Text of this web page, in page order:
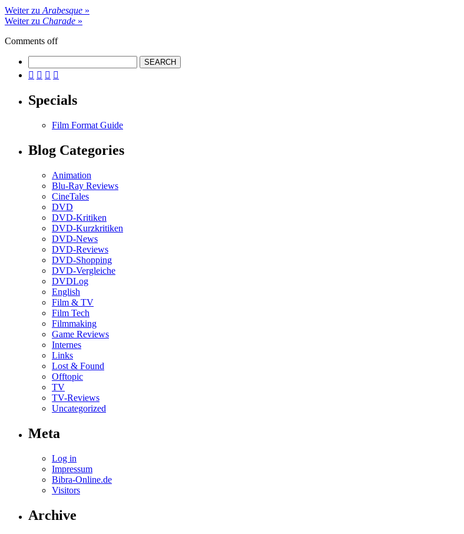
Weiter zu Arabesque »
Weiter zu Charade »
Comments off
   
Specials
Film Format Guide
Blog Categories
Animation
Blu-Ray Reviews
CineTales
DVD
DVD-Kritiken
DVD-Kurzkritiken
DVD-News
DVD-Reviews
DVD-Shopping
DVD-Vergleiche
DVDLog
English
Film & TV
Film Tech
Filmmaking
Game Reviews
Internes
Links
Lost & Found
Offtopic
TV
TV-Reviews
Uncategorized
Meta
Log in
Impressum
Bibra-Online.de
Visitors
Archive